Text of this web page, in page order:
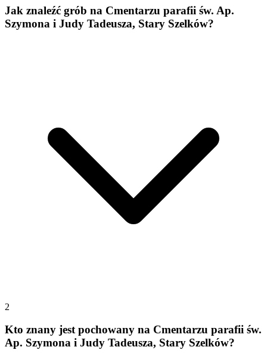
Jak znaleźć grób na Cmentarzu parafii św. Ap.
Szymona i Judy Tadeusza, Stary Szelków?
2
Kto znany jest pochowany na Cmentarzu parafii św.
Ap. Szymona i Judy Tadeusza, Stary Szelków?